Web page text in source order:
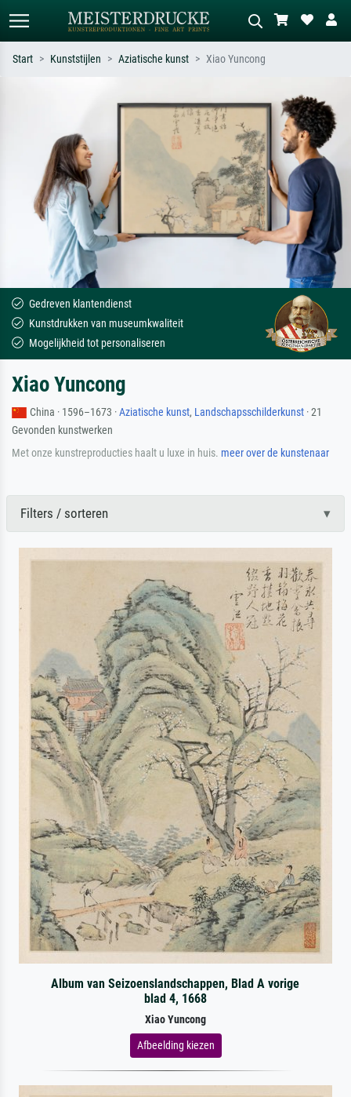
Monet, Sterrennacht, impressionisme,
Hokusai-golf, naakt.
Beschrijf de scène – bijv. groene
weide, abstract met veel rood, donker
olieverfschilderij, staand naakt naast
een boom.
Start Kunststijlen Aziatische kunst Xiao Yuncong
Gedreven klantendienst
Kunstdrukken van museumkwaliteit
Mogelijkheid tot personaliseren
Xiao Yuncong
China · 1596–1673 ·Aziatische kunst, Landschapsschilderkunst · 21
Gevonden kunstwerken
Met onze kunstreproducties haalt u luxe in huis. meer over de kunstenaar
Filters / sorteren
Album van Seizoenslandschappen, Blad A vorige
blad 4, 1668
Xiao Yuncong
Afbeelding kiezen